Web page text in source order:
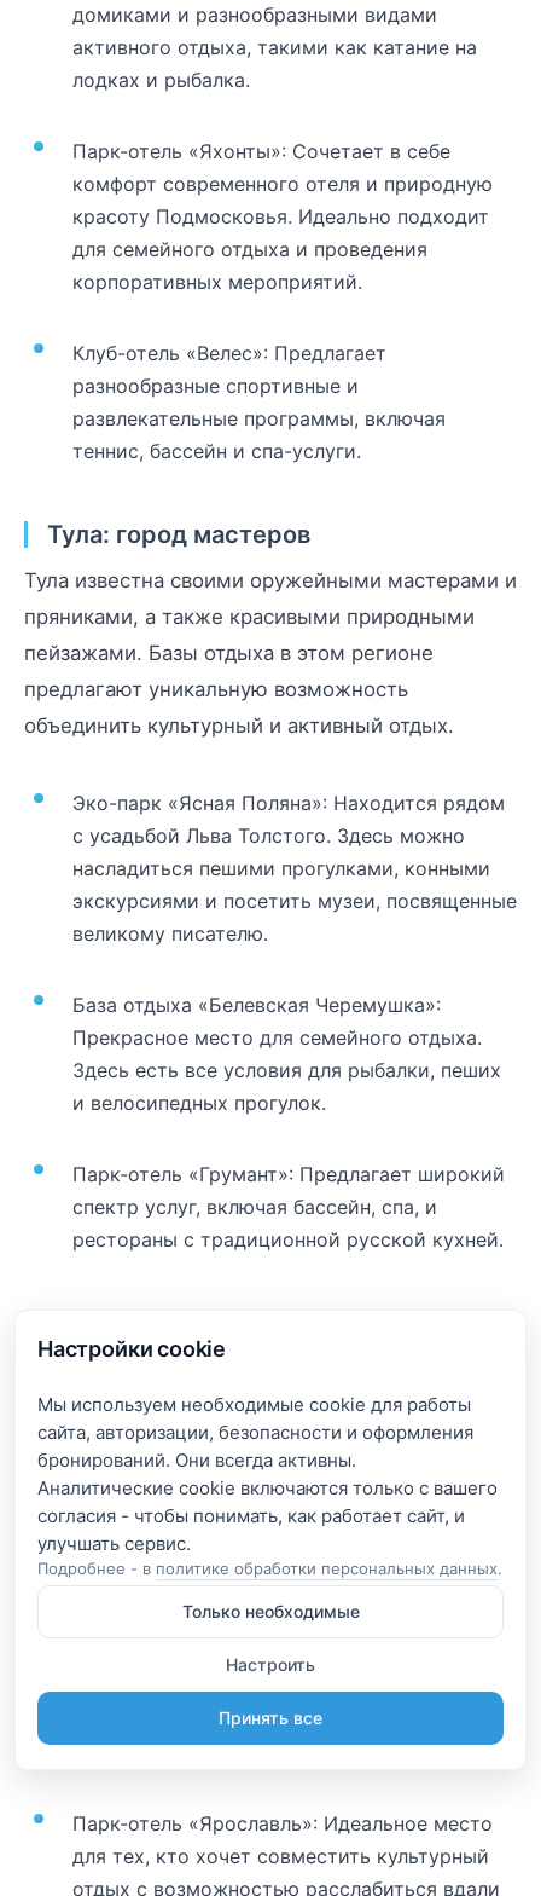
Настройки cookie
Мы используем необходимые cookie для работы
сайта, авторизации, безопасности и оформления
бронирований. Они всегда активны.
Аналитические cookie включаются только с вашего
согласия - чтобы понимать, как работает сайт, и
Подробнее - в политике обработки персональных данных.
Только необходимые
Настроить
Принять все
домиками и разнообразными видами
активного отдыха, такими как катание на
лодках и рыбалка.
Парк-отель «Яхонты»: Сочетает в себе
комфорт современного отеля и природную
красоту Подмосковья. Идеально подходит
для семейного отдыха и проведения
корпоративных мероприятий.
Клуб-отель «Велес»: Предлагает
разнообразные спортивные и
развлекательные программы, включая
теннис, бассейн и спа-услуги.
Тула: город мастеров
Тула известна своими оружейными мастерами и
пряниками, а также красивыми природными
пейзажами. Базы отдыха в этом регионе
предлагают уникальную возможность
объединить культурный и активный отдых.
Эко-парк «Ясная Поляна»: Находится рядом
с усадьбой Льва Толстого. Здесь можно
насладиться пешими прогулками, конными
экскурсиями и посетить музеи, посвященные
великому писателю.
База отдыха «Белевская Черемушка»:
Прекрасное место для семейного отдыха.
Здесь есть все условия для рыбалки, пеших
и велосипедных прогулок.
Парк-отель «Грумант»: Предлагает широкий
спектр услуг, включая бассейн, спа, и
рестораны с традиционной русской кухней.
кольца
Ярославль, входящий в Золотое кольцо России,
славится своей богатой историей и
архитектурными памятниками. Базы отдыха
здесь позволяют совместить посещение
культурных достопримечательностей с
комфортным отдыхом на природе.
База отдыха «Карпово»: Расположена на
берегу Волги, предлагает уютные домики и
возможность заняться водными видами
спорта.
Парк-отель «Ярославль»: Идеальное место
для тех, кто хочет совместить культурный
отдых с возможностью расслабиться вдали